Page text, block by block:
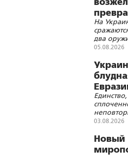
военной,
характер
ничто»
На
два
идеи:
русской
в недрах
истории
русского
05.08.2026
Единство,
всех
условие их
03.08.2026
Новый